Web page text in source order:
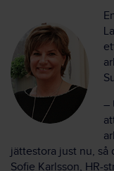
–
jättestora just nu,
Sofie Karlsson, HR-